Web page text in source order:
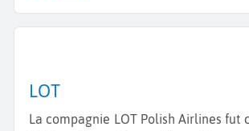
LOT
La compagnie LOT Polish Airlines fut créée en